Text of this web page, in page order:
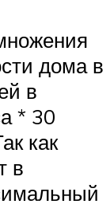
дома в
в
* 30
как
в